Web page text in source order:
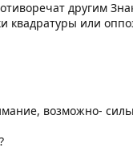
другим
квадратуры или
возможно-